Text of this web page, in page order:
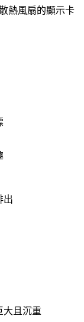
熱風扇的顯示卡
出
大且沉重